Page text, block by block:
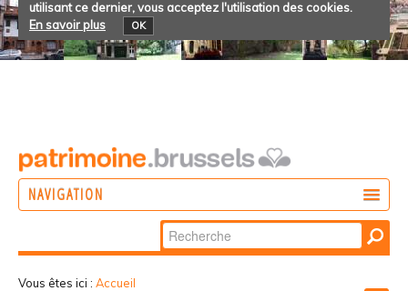
utilisant ce dernier, vous acceptez l'utilisation des cookies.
En savoir plus
OK
NAVIGATION
Chercher par
Recherche
Vous êtes ici : Accueil